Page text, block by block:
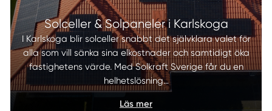
Solceller & Solpaneler i Karlskoga
I Karlskoga blir solceller snabbt det självklara valet för
alla som vill sänka sina elkostnader och samtidigt öka
fastighetens värde. Med Solkraft Sverige får du en
helhetslösning…
Läs mer